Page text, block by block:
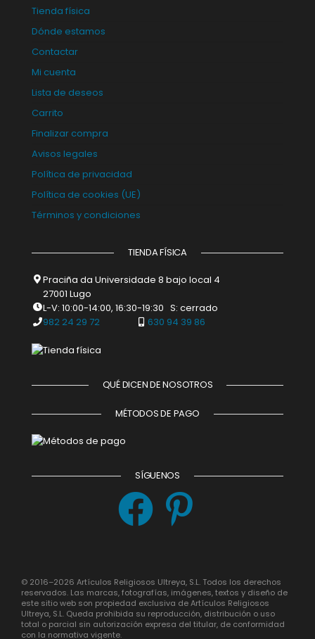
Tienda física
Dónde estamos
Contactar
Mi cuenta
Lista de deseos
Carrito
Finalizar compra
Avisos legales
Política de privacidad
Política de cookies (UE)
Términos y condiciones
TIENDA FÍSICA
Praciña da Universidade 8 bajo local 4
27001 Lugo
L-V: 10:00-14:00, 16:30-19:30 S: cerrado
982 24 29 72
630 94 39 86
QUÉ DICEN DE NOSOTROS
MÉTODOS DE PAGO
SÍGUENOS
© 2016–2026 Artículos Religiosos Ultreya, S.L. Todos los derechos
reservados. Las marcas, fotografías, imágenes, textos y diseño de
este sitio web son propiedad exclusiva de Artículos Religiosos
Ultreya, S.L. Queda prohibida su reproducción, distribución o uso
total o parcial sin autorización expresa del titular, de conformidad
con la normativa vigente.